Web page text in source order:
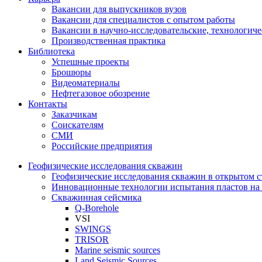
Вакансии для выпускников вузов
Вакансии для специалистов с опытом работы
Вакансии в научно-исследовательские,
Производственная практика
Библиотека
Успешные проекты
Брошюры
Видеоматериалы
Нефтегазовое обозрение
Контакты
Заказчикам
Соискателям
СМИ
Российские предприятия
Геофизические исследования скважин
Геофизические исследования скважин в открытом
Инновационные технологии испытания пластов на
Скважинная сейсмика
Q-Borehole
VSI
SWINGS
TRISOR
Marine seismic sources